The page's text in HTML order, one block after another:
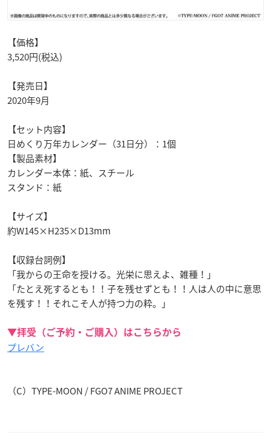
【価格】
3,520円(税込)
【発売日】
2020年9月
【セット内容】
日めくり万年カレンダー（31日分）：1個
【製品素材】
カレンダー本体：紙、スチール
スタンド：紙
【サイズ】
約W145×H235×D13mm
【収録台詞例】
「我からの王命を授ける。光栄に思えよ、雑種！」
「たとえ死するとも！！子を残せずとも！！人は人の中に意思
を残す！！それこそ人が持つ力の粋。」
▼拝受（ご予約・ご購入）はこちらから
プレバン
（C）TYPE-MOON / FGO7 ANIME PROJECT